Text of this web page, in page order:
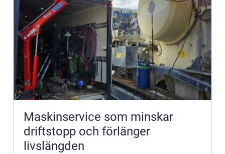
Maskinservice som minskar
driftstopp och förlänger
livslängden